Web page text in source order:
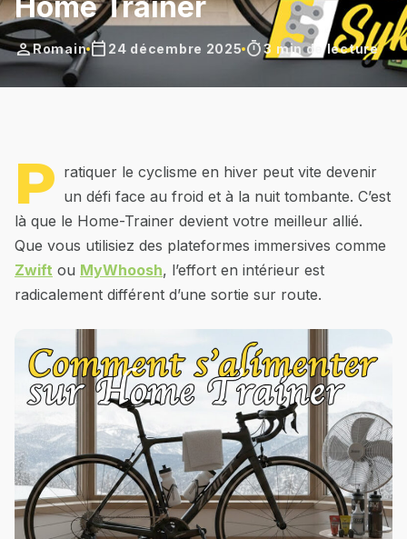
personRomain calendar_today 24 décembre 2025 timer3 min de lecture
P ratiquer le cyclisme en hiver peut vite devenir
un défi face au froid et à la nuit tombante. C’est
là que le Home-Trainer devient votre meilleur allié.
Que vous utilisiez des plateformes immersives comme
Zwift ou MyWhoosh, l’effort en intérieur est
radicalement différent d’une sortie sur route.